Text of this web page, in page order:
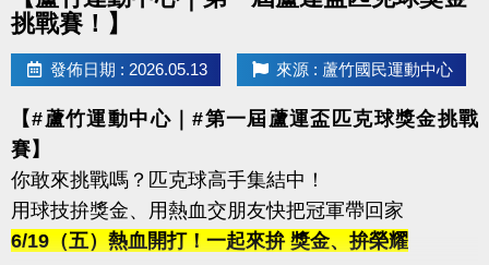
挑戰賽！】
發佈日期 : 2026.05.13 來源 : 蘆竹國民運動中心
【#蘆竹運動中心｜#第一屆蘆運盃匹克球獎金挑戰
賽】
你敢來挑戰嗎？匹克球高手集結中！
用球技拚獎金、用熱血交朋友快把冠軍帶回家
6/19（五）熱血開打！一起來拚 獎金、拚榮耀